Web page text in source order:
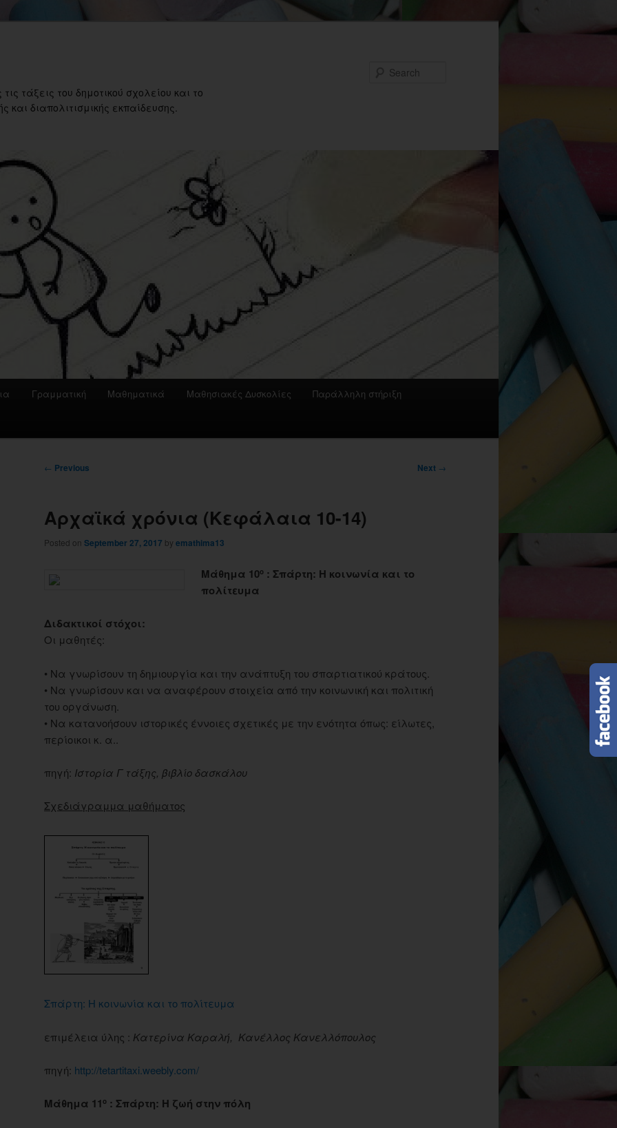
τάξεις του δημοτικού σχολείου και το
διαπολιτισμικής εκπαίδευσης.
Γραμματική Μαθηματικά Μαθησιακές Δυσκολίες Παράλληλη στήριξη
Post
← Previous Next →
Αρχαϊκά χρόνια (Κεφάλαια 10-14)
Posted on September 27, 2017 by emathima13
Μάθημα 10ο : Σπάρτη: Η κοινωνία και το
πολίτευμα
Διδακτικοί στόχοι:
Οι μαθητές:
• Να γνωρίσουν τη δημιουργία και την ανάπτυξη του σπαρτιατικού κράτους.
• Να γνωρίσουν και να αναφέρουν στοιχεία από την κοινωνική και πολιτική
του οργάνωση.
• Να κατανοήσουν ιστορικές έννοιες σχετικές με την ενότητα όπως: είλωτες,
περίοικοι κ. α..
πηγή: Ιστορία Γ τάξης, βιβλίο δασκάλου
Σχεδιάγραμμα μαθήματος
Σπάρτη: Η κοινωνία και το πολίτευμα
επιμέλεια ύλης : Κατερίνα Καραλή, Κανέλλος Κανελλόπουλος
πηγή: http://tetartitaxi.weebly.com/
Μάθημα 11ο : Σπάρτη: Η ζωή στην πόλη